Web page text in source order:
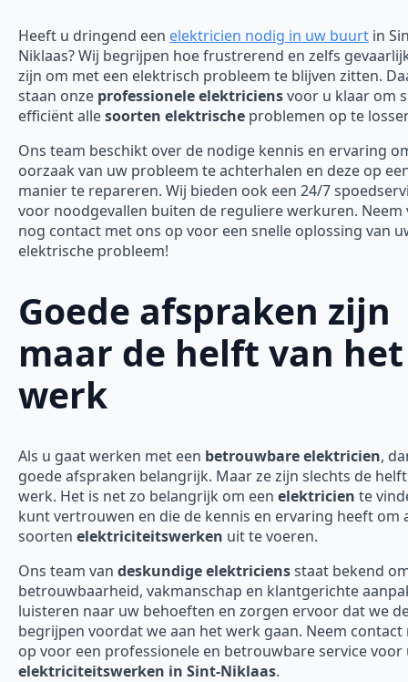
Heeft u dringend een elektricien nodig in uw buurt in
Niklaas? Wij begrijpen hoe frustrerend en zelfs
zijn om met een elektrisch probleem te blijven zitten.
staan onze professionele elektriciensvoor u klaar om
efficiënt allesoorten elektrische problemen op te
Ons team beschikt over de nodige kennis en ervaring
oorzaak van uw probleem te achterhalen en deze op
manier te repareren. Wij bieden ook een 24/7
voor noodgevallen buiten de reguliere werkuren. Neem
nog contact met ons op voor een snelle oplossing van
elektrische probleem!
Goede afspraken zijn
maar de helft van het
werk
Als u gaat werken met een betrouwbare elektricien,
goede afspraken belangrijk. Maar ze zijn slechts de
werk. Het is net zo belangrijk om een elektricien te
kunt vertrouwen en die de kennis en ervaring heeft om
soorten elektriciteitswerken uit te voeren.
Ons team van deskundige elektriciensstaat bekend
betrouwbaarheid, vakmanschap en klantgerichte
luisteren naar uw behoeften en zorgen ervoor dat we
begrijpen voordat we aan het werk gaan. Neem contact
op voor een professionele en betrouwbare service voor
elektriciteitswerken in Sint-Niklaas.